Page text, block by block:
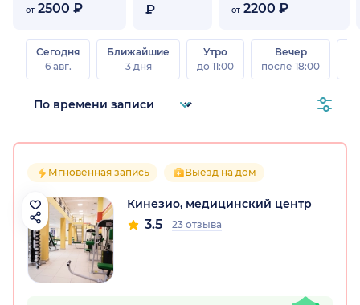
от 2500 ₽
₽
от 2200 ₽
Сегодня
6 авг.
Ближайшие
3 дня
Утро
до 11:00
Вечер
после 18:00
Мгновенная запись Выезд на дом
Кинезио, медицинский центр
3.5 23 отзыва